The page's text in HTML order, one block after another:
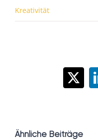
Kreativität
X
Ähnliche Beiträge